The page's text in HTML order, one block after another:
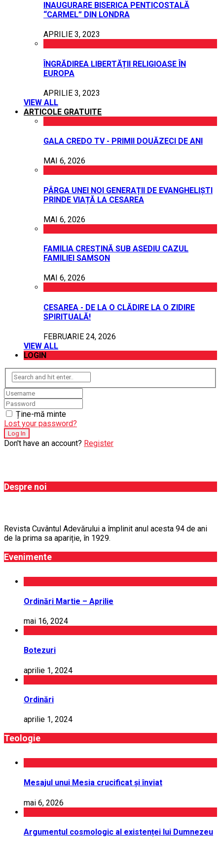
INAUGURARE BISERICA PENTICOSTALĂ
“CARMEL” DIN LONDRA
APRILIE 3, 2023
ÎNGRĂDIREA LIBERTĂȚII RELIGIOASE ÎN
EUROPA
APRILIE 3, 2023
VIEW ALL
ARTICOLE GRATUITE
GALA CREDO TV - PRIMII DOUĂZECI DE ANI
MAI 6, 2026
PÂRGA UNEI NOI GENERAȚII DE EVANGHELIȘTI
PRINDE VIAȚĂ LA CESAREA
MAI 6, 2026
FAMILIA CREȘTINĂ SUB ASEDIU CAZUL
FAMILIEI SAMSON
MAI 6, 2026
CESAREA - DE LA O CLĂDIRE LA O ZIDIRE
SPIRITUALĂ!
FEBRUARIE 24, 2026
VIEW ALL
LOGIN
Ține-mă minte
Lost your password?
Don't have an account? Register
Despre noi
Revista Cuvântul Adevărului a împlinit anul acesta 94 de ani
de la prima sa apariție, în 1929.
Evenimente
Ordinări Martie – Aprilie
mai 16, 2024
Botezuri
aprilie 1, 2024
Ordinări
aprilie 1, 2024
Teologie
Mesajul unui Mesia crucificat și înviat
mai 6, 2026
Argumentul cosmologic al existenței lui Dumnezeu